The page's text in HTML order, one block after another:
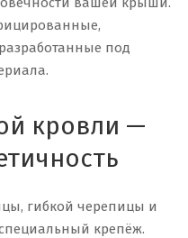
под
кровли —
гибкой черепицы и
крепёж.